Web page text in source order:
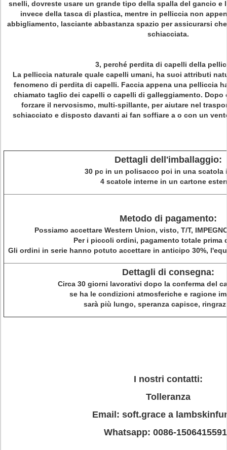
snelli, dovreste usare un grande tipo della spalla del gancio e
invece della tasca di plastica, mentre in pelliccia non
abbigliamento, lasciante abbastanza spazio per assicurarsi
schiacciata.
3, perché perdita di capelli della
La pelliccia naturale quale capelli umani, ha suoi attributi
fenomeno di perdita di capelli. Faccia appena una pelliccia
chiamato taglio dei capelli o capelli di galleggiamento. Dopo
forzare il nervosismo, multi-spillante, per aiutare nel
schiacciato e disposto davanti ai fan soffiare a o con un
Dettagli dell'imballaggio:
30 pc in un polisacco poi in una scatola
4 scatole interne in un cartone
Metodo di pagamento:
Possiamo accettare Western Union, visto, T/T,
Per i piccoli ordini, pagamento totale prima
Gli ordini in serie hanno potuto accettare in anticipo 30%,
Dettagli di consegna:
Circa 30 giorni lavorativi dopo la conferma del
se ha le condizioni atmosferiche e ragione
sarà più lungo, speranza capisce,
I nostri contatti:
Tolleranza
Email: soft.grace a
Whatsapp: 0086-